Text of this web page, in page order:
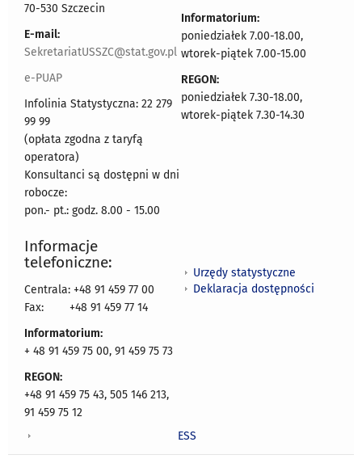
70-530 Szczecin
E-mail:
SekretariatUSSZC@stat.gov.pl
e-PUAP
Infolinia Statystyczna: 22 279
99 99
(opłata zgodna z taryfą
operatora)
Konsultanci są dostępni w dni
robocze:
pon.- pt.: godz. 8.00 - 15.00
Informatorium:
poniedziałek 7.00-18.00,
wtorek-piątek 7.00-15.00
REGON:
poniedziałek 7.30-18.00,
wtorek-piątek 7.30-14.30
Informacje
telefoniczne:
Centrala: +48 91 459 77 00
Fax:
+48 91 459 77 14
Informatorium:
+ 48 91 459 75 00, 91 459 75 73
REGON:
+48 91 459 75 43, 505 146 213,
91 459 75 12
Urzędy statystyczne
Deklaracja dostępności
ESS